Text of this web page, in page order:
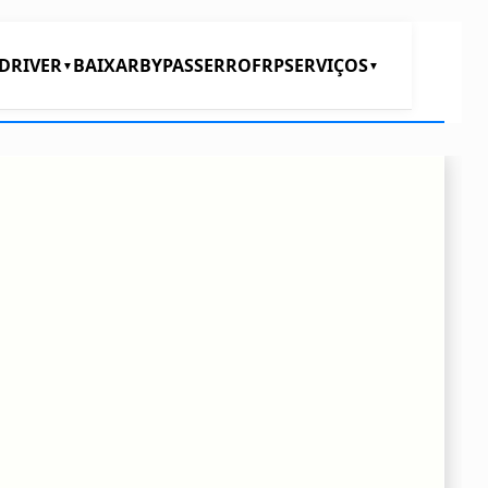
DRIVER▼ BAIXARBYPASSERROFRPSERVIÇOS▼